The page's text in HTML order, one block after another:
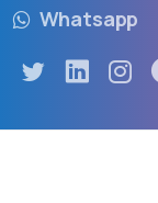
Whatsapp